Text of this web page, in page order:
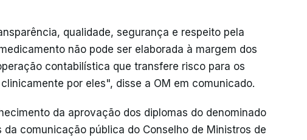
qualidade, segurança e respeito pela
não pode ser elaborada à margem dos
contabilística que transfere risco para os
por eles", disse a OM em comunicado.
da aprovação dos diplomas do denominado
comunicação pública do Conselho de Ministros de